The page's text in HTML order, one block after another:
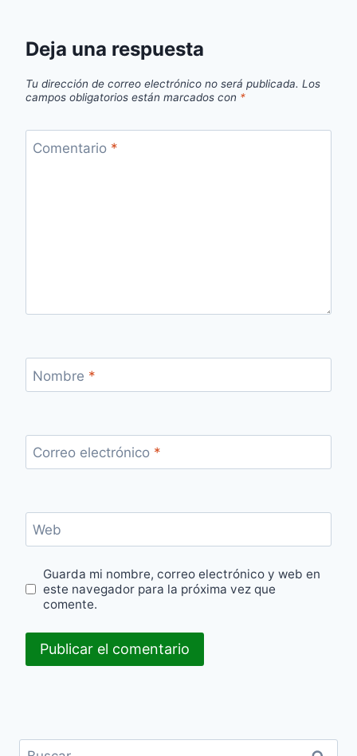
Deja una respuesta
Tu dirección de correo electrónico no será publicada. Los
campos obligatorios están marcados con *
Comentario *
Nombre *
Correo electrónico *
Web
Guarda mi nombre, correo electrónico y web en
este navegador para la próxima vez que
comente.
Buscar: